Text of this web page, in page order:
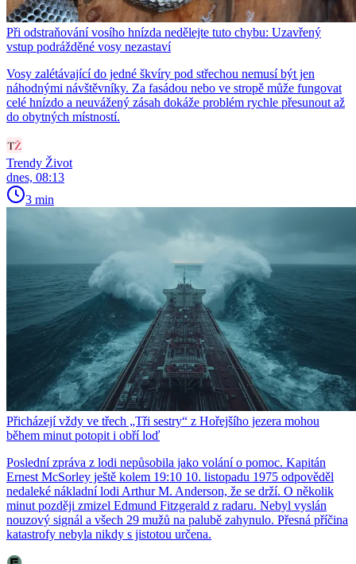
Při odstraňování vosího hnízda nedělejte tuto chybu: Uzavřený
vstup podrážděné vosy nezastaví
Vosy zalétávající do jedné škvíry pod střechou nemusí být jen
náhodnými návštěvníky. Za fasádou nebo ve stropě může fungovat
celé hnízdo a neuvážený zásah dokáže problém rychle přesunout až
do obytných místností.
Trendy Život
dnes, 08:13
3 min
Přicházejí vždy ve třech „Tři sestry“ z Hořejšího jezera mohou
během minut potopit i obří loď
Poslední zpráva z lodi nepůsobila jako volání o pomoc. Kapitán
Ernest McSorley ještě kolem 19:10 10. listopadu 1975 odpověděl
nedaleké nákladní lodi Arthur M. Anderson, že se drží. O několik
minut později zmizel Edmund Fitzgerald z radaru. Nebyl vyslán
nouzový signál a všech 29 mužů na palubě zahynulo. Přesná příčina
katastrofy nebyla nikdy s jistotou určena.